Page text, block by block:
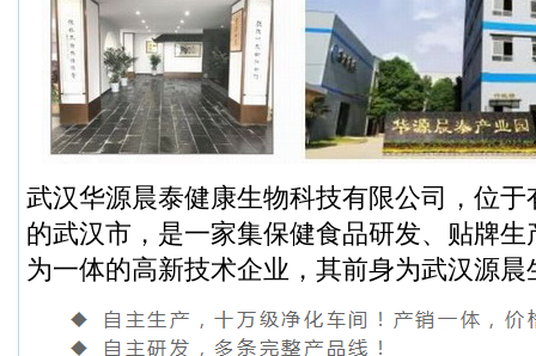
武汉华源晨泰健康生物科技有限公司，位于
的武汉市，是一家集保健食品研发、贴牌
为一体的高新技术企业，其前身为武汉源